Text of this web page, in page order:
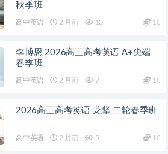
秋季班
高中英语 2 月前 10 10
李博恩 2026高三高考英语 A+尖端
春季班
高中英语 2 月前 7 10
2026高三高考英语 龙坚 二轮春季班
高中英语 2 月前 5 10